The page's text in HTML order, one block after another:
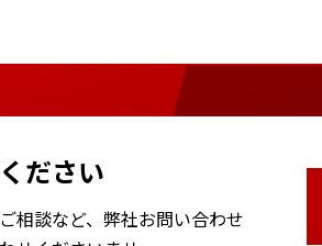
ださい
相談など、 弊社お問い合わせ